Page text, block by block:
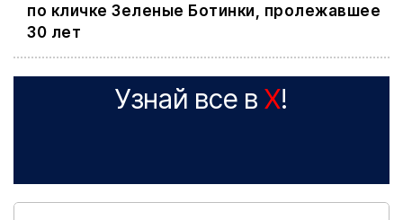
по кличке Зеленые Ботинки, пролежавшее
30 лет
Узнай все в X!